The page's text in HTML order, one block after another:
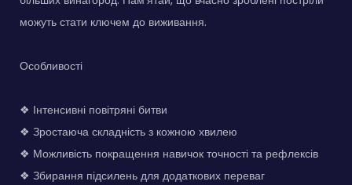
можуть стати ключем до виживання.
Особливості
❖ Інтенсивні повітряні битви
❖ Зростаюча складність з кожною хвилею
❖ Можливість покращення навичок точності та рефлексів
❖ Збирання підсилень для додаткових переваг